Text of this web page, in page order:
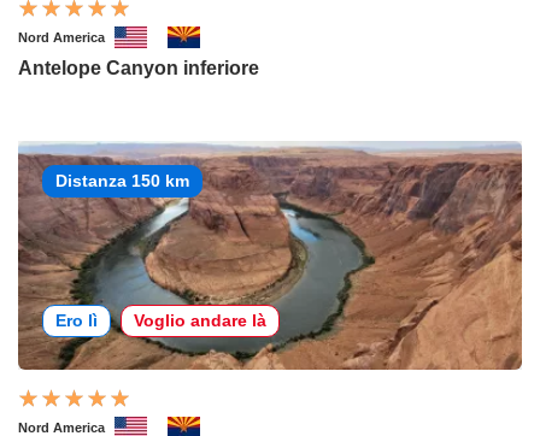
Nord America
Antelope Canyon inferiore
Distanza 150 km
Ero lì Voglio andare là
Nord America